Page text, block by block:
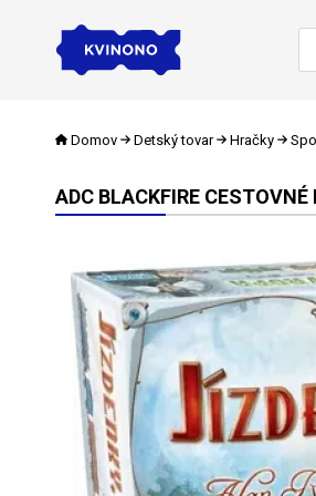
Domov Detský tovar Hračky
ADC BLACKFIRE